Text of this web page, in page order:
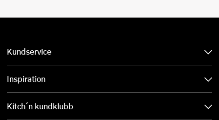
Kundservice
Inspiration
Kitch´n kundklubb